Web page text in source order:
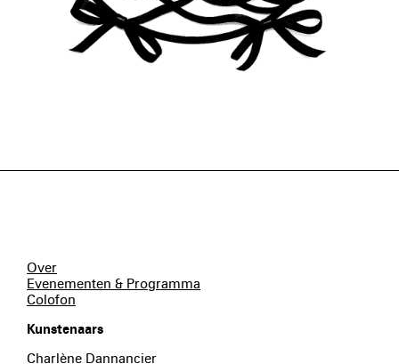
Over
Evenementen & Programma
Colofon
Kunstenaars
Charlène Dannancier